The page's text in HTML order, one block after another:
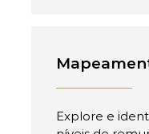
Explore e